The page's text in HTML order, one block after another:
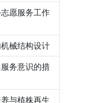
愿服务工作
械结构设计
务意识的措
与植株再生